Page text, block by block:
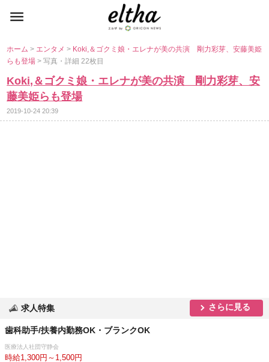
ホーム> エンタメ> Koki,＆ゴクミ娘・エレナが美の共演 剛力彩芽、安藤美姫
らも登場> 写真・詳細 22枚目
Koki,＆ゴクミ娘・エレナが美の共演 剛力彩芽、安
藤美姫らも登場
2019-10-24 20:39
求人特集 さらに見る
歯科助手/扶養内勤務OK・ブランクOK
医療法人社団守静会
時給1,300円～1,500円